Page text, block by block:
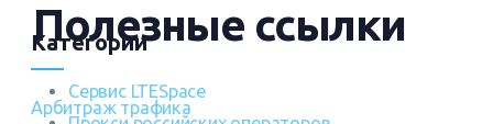
Полезные ссылки
Сервис LTESpace
Категории
Арбитраж трафика